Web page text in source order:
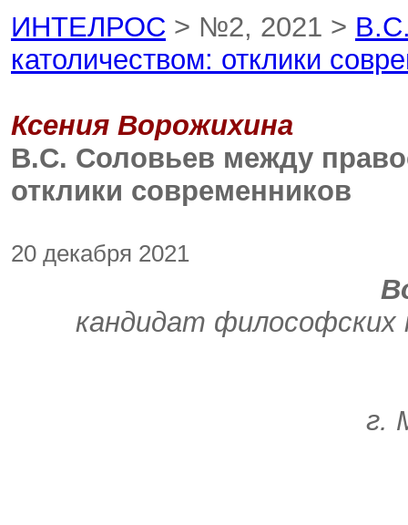
ИНТЕЛРОС > №2, 2021 >
католичеством: отклики
Ксения Ворожихина
В.С. Соловьев между
отклики современников
20 декабря 2021
кандидат философских
г.